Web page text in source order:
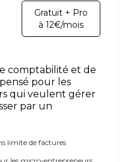
Gratuit + Pro
à 12€/mois
comptabilité et de
pour les
qui veulent gérer
par un
limite de factures